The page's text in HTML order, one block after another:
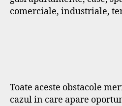
comerciale, industriale,
Toate aceste obstacole
cazul in care apare